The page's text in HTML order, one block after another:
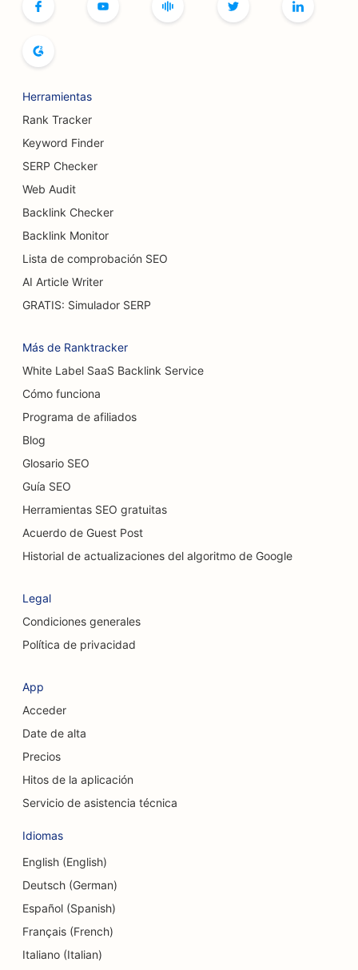
SEO para cafeterías de juegos de mesa
SEO para servicios de aumento mamario
SEO para restaurantes buffet
SEO para cirujanos de quemaduras
SEO para cafeterías
SEO para pastelerías
SEO para lavaderos de coches
SEO para concesionarios de coches
SEO para servicios de limpieza
SEO para quiroprácticos
SEO para servicios de peeling químico
SEO para cirujanos craneofaciales
SEO para cafeterías
SEO para cooperativas de crédito
SEO para tiendas de delicatessen
SEO para servicios de asesoramiento sobre
SEO para servicios de cambio de divisas
SEO para estudios de danza
SEO para servicios de dermoabrasión
SEO para guarderías
Herramientas
Rank Tracker
Keyword Finder
SERP Checker
Web Audit
Backlink Checker
Backlink Monitor
Lista de comprobación SEO
AI Article Writer
GRATIS: Simulador SERP
Más de Ranktracker
White Label SaaS Backlink Service
Cómo funciona
Programa de afiliados
Blog
Glosario SEO
Guía SEO
Herramientas SEO gratuitas
Acuerdo de Guest Post
Historial de actualizaciones del algoritmo de Google
Legal
Condiciones generales
Política de privacidad
App
Acceder
Date de alta
Precios
Hitos de la aplicación
Servicio de asistencia técnica
Idiomas
English (English)
Deutsch (German)
Español (Spanish)
Français (French)
Italiano (Italian)